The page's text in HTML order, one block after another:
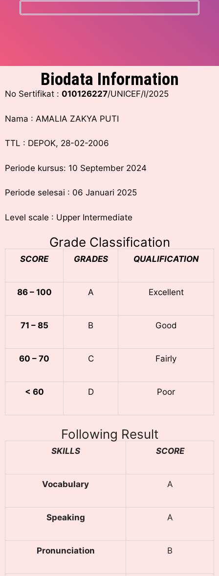
Biodata Information
No Sertifikat : 010126227/UNICEF/I/2025
Nama : AMALIA ZAKYA PUTI
TTL : DEPOK, 28-02-2006
Periode kursus: 10 September 2024
Periode selesai : 06 Januari 2025
Level scale : Upper Intermediate
Grade Classification
SCORE GRADES QUALIFICATION
86 – 100 A Excellent
71 – 85 B Good
60 – 70 C Fairly
< 60 D Poor
Following Result
SKILLS SCORE
Vocabulary A
Speaking A
Pronunciation B